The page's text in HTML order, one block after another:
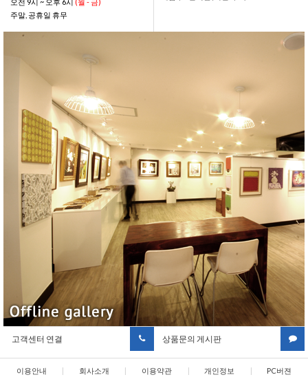
주말, 공휴일 휴무
고객센터 연결 상품문의 게시판
이용안내 | 회사소개 | 이용약관 | 개인정보 | PC버젼